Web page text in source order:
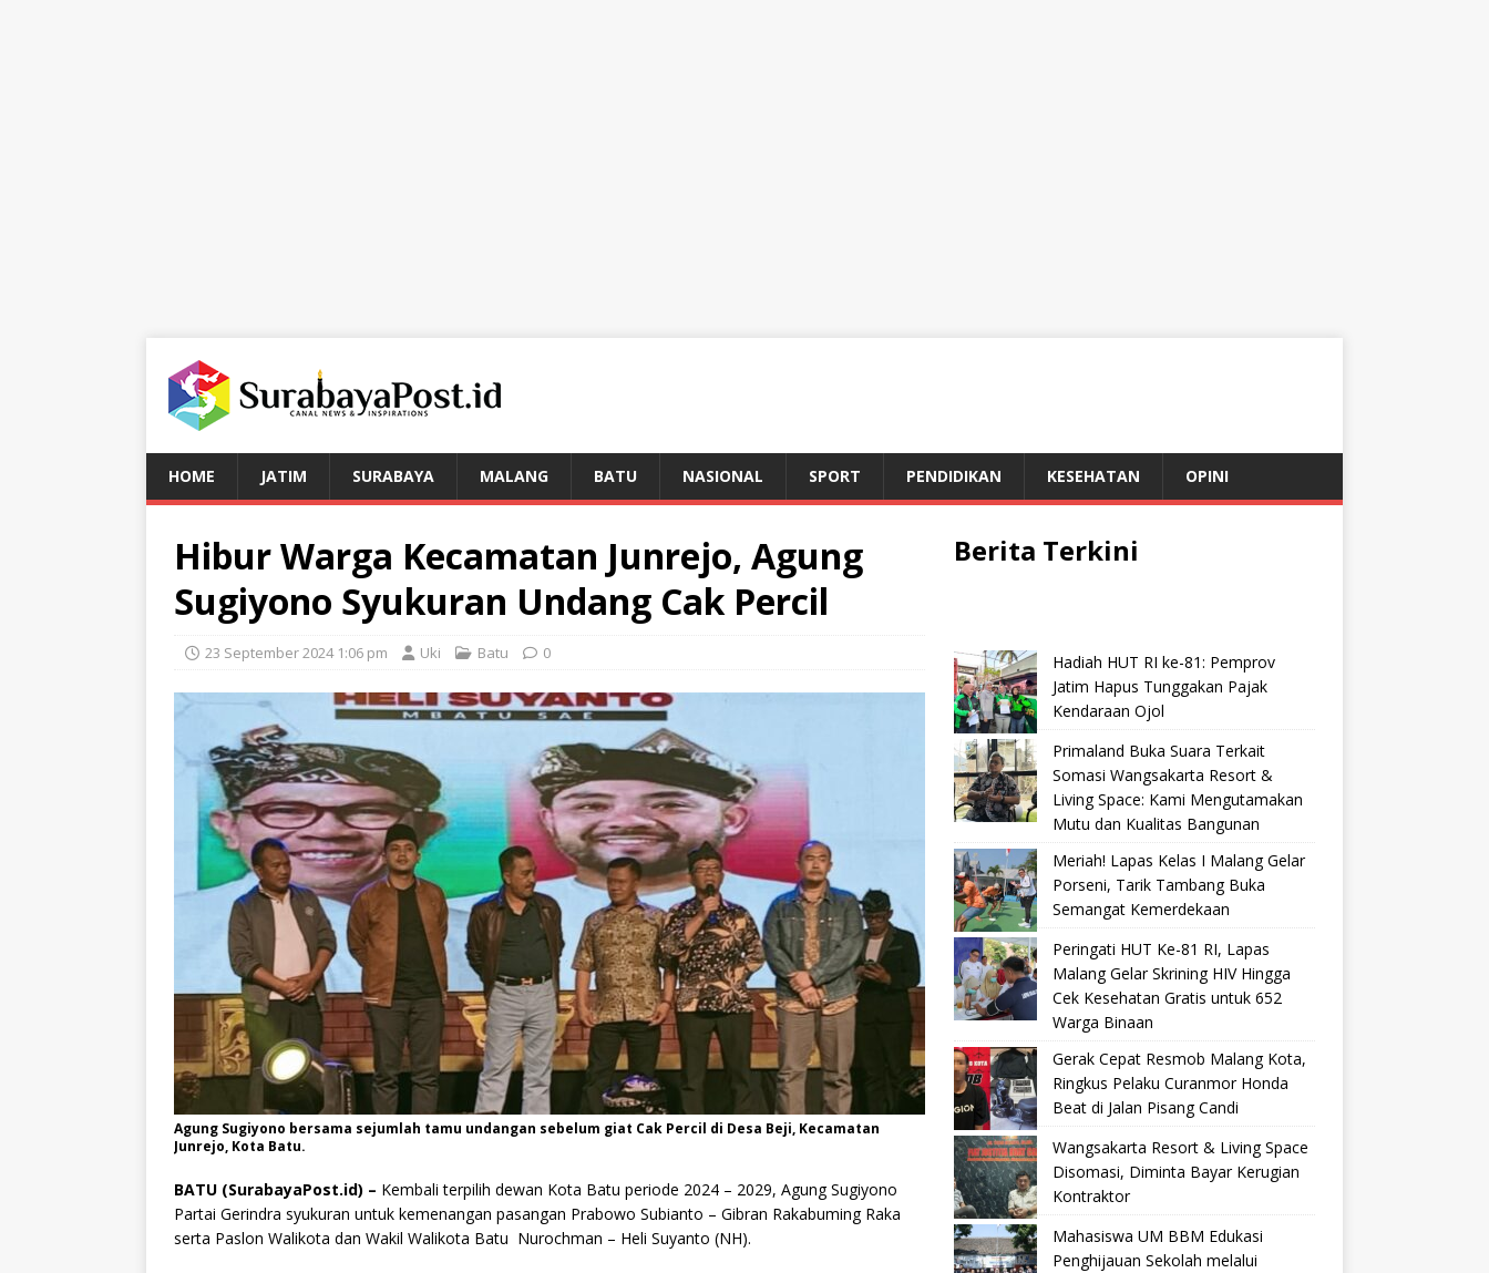
HOME JATIM SURABAYA MALANG BATU NASIONAL SPORT PENDIDIKAN KESEHATAN OPINI
Hibur Warga Kecamatan Junrejo, Agung
Sugiyono Syukuran Undang Cak Percil
23 September 2024 1:06 pm Uki Batu 0
Agung Sugiyono bersama sejumlah tamu undangan sebelum giat Cak Percil di Desa Beji, Kecamatan
Junrejo, Kota Batu.
BATU (SurabayaPost.id) – Kembali terpilih dewan Kota Batu periode 2024 – 2029, Agung Sugiyono
Partai Gerindra syukuran untuk kemenangan pasangan Prabowo Subianto – Gibran Rakabuming Raka
serta Paslon Walikota dan Wakil Walikota Batu Nurochman – Heli Suyanto (NH).
Berita Terkini
Hadiah HUT RI ke-81: Pemprov
Jatim Hapus Tunggakan Pajak
Kendaraan Ojol
Primaland Buka Suara Terkait
Somasi Wangsakarta Resort &
Living Space: Kami Mengutamakan
Mutu dan Kualitas Bangunan
Meriah! Lapas Kelas I Malang Gelar
Porseni, Tarik Tambang Buka
Semangat Kemerdekaan
Peringati HUT Ke-81 RI, Lapas
Malang Gelar Skrining HIV Hingga
Cek Kesehatan Gratis untuk 652
Warga Binaan
Gerak Cepat Resmob Malang Kota,
Ringkus Pelaku Curanmor Honda
Beat di Jalan Pisang Candi
Wangsakarta Resort & Living Space
Disomasi, Diminta Bayar Kerugian
Kontraktor
Mahasiswa UM BBM Edukasi
Penghijauan Sekolah melalui